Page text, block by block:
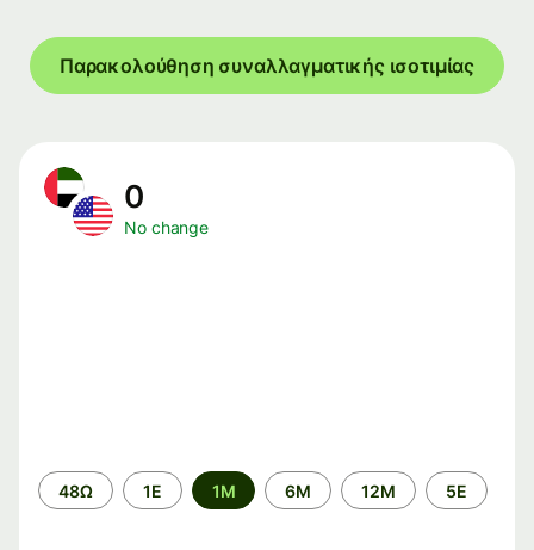
Παρακολούθηση συναλλαγματικής ισοτιμίας
0
No change
Time
period
48Ω 1Ε 1M 6M 12M 5Ε